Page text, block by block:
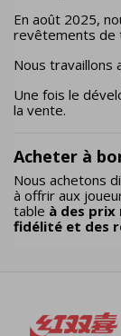
En août 2025,
revêtements de
Nous travaillons
Une fois le
la vente.
Acheter à
Nous achetons
à offrir aux
table à des prix
fidélité et des